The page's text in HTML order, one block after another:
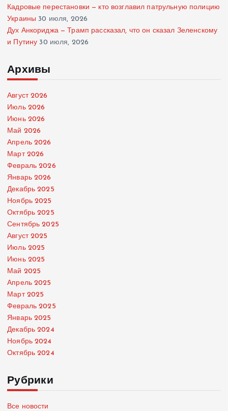
Кадровые перестановки — кто возглавил патрульную полицию
Украины 30 июля, 2026
Дух Анкориджа — Трамп рассказал, что он сказал Зеленскому
и Путину 30 июля, 2026
Архивы
Август 2026
Июль 2026
Июнь 2026
Май 2026
Апрель 2026
Март 2026
Февраль 2026
Январь 2026
Декабрь 2025
Ноябрь 2025
Октябрь 2025
Сентябрь 2025
Август 2025
Июль 2025
Июнь 2025
Май 2025
Апрель 2025
Март 2025
Февраль 2025
Январь 2025
Декабрь 2024
Ноябрь 2024
Октябрь 2024
Рубрики
Все новости